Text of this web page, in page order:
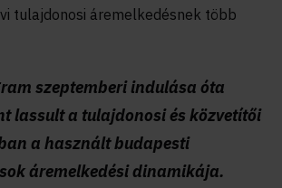
tulajdonosi áremelkedésnek több
szeptemberi indulása óta
lassult a tulajdonosi és közvetítői
a használt budapesti
áremelkedési dinamikája.